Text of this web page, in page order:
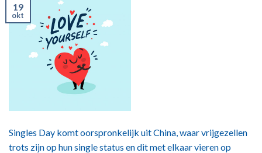
19
okt
Singles Day komt oorspronkelijk uit China, waar vrijgezellen
trots zijn op hun single status en dit met elkaar vieren op